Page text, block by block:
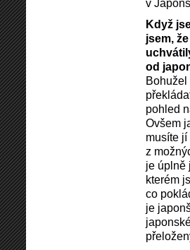
v
Když
jsem,
od
Bohužel
pohled
Ovšem
musíte
z
je úplně
kterém
co
je